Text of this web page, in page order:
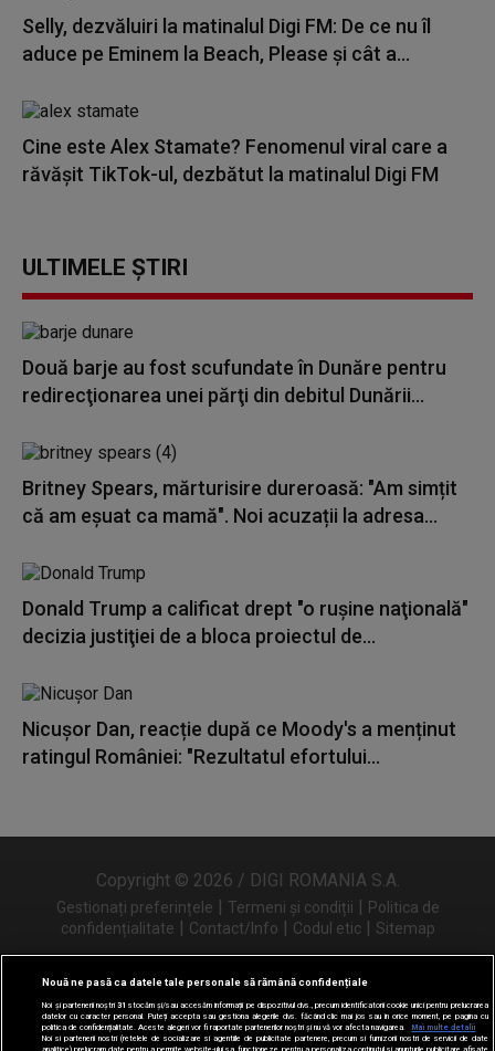
Selly, dezvăluiri la matinalul Digi FM: De ce nu îl
aduce pe Eminem la Beach, Please și cât a...
Cine este Alex Stamate? Fenomenul viral care a
răvășit TikTok-ul, dezbătut la matinalul Digi FM
ULTIMELE ȘTIRI
Două barje au fost scufundate în Dunăre pentru
redirecţionarea unei părţi din debitul Dunării...
Britney Spears, mărturisire dureroasă: "Am simțit
că am eșuat ca mamă". Noi acuzații la adresa...
Donald Trump a calificat drept "o ruşine naţională"
decizia justiţiei de a bloca proiectul de...
Nicușor Dan, reacție după ce Moody's a menținut
ratingul României: "Rezultatul efortului...
Copyright © 2026 / DIGI ROMANIA S.A.
Gestionați preferințele | Termeni și condiții | Politica de
confidențialitate | Contact/Info | Codul etic | Sitemap
Urmărește-ne și pe
Nouă ne pasă ca datele tale personale să rămână confidențiale
Noi și partenerii noștri31 stocăm și/sau accesăm informații pe dispozitivul dvs., precum identificatorii cookie unici pentru prelucrarea
datelor cu caracter personal. Puteți accepta sau gestiona alegerile dvs. făcând clic mai jos sau în orice moment, pe pagina cu
politica de confidențialitate. Aceste alegeri vor fi raportate partenerilor noștri și nu vă vor afecta navigarea.
Mai multe detalii
Noi si partenerii nostri (retelele de socializare si agentiile de publicitate partenere, precum si furnizorii nostri de servicii de date